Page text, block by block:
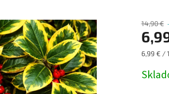
14,90 €
6,99 € /